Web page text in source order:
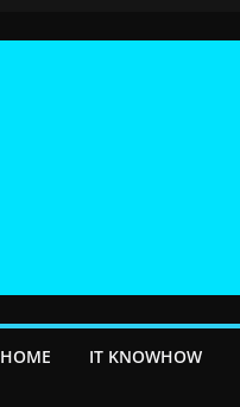
HOME IT KNOWHOW